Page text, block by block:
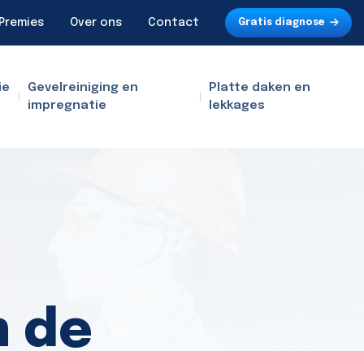
Over ons Contact Gratis diagnose
Gevelreiniging en
impregnatie
Platte daken en
lekkages
de